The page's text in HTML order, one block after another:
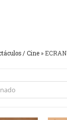
/ Cine » ECRAN